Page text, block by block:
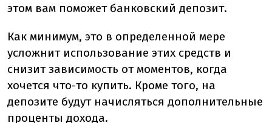
этом вам поможет банковский депозит.
Как минимум, это в определенной мере
усложнит использование этих средств и
снизит зависимость от моментов, когда
хочется что-то купить. Кроме того, на
депозите будут начисляться дополнительные
проценты дохода.